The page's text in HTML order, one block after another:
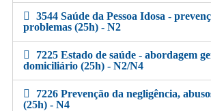
3544 Saúde da Pessoa Idosa -
problemas (25h) - N2
7225 Estado de saúde - abordagem
domiciliário (25h) - N2/N4
7226 Prevenção da negligência,
(25h) - N4